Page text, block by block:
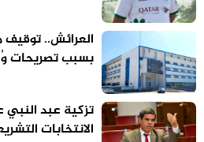
العرائش.. توقيف
بسبب تصريحات
تزكية عبد
الانتخابات